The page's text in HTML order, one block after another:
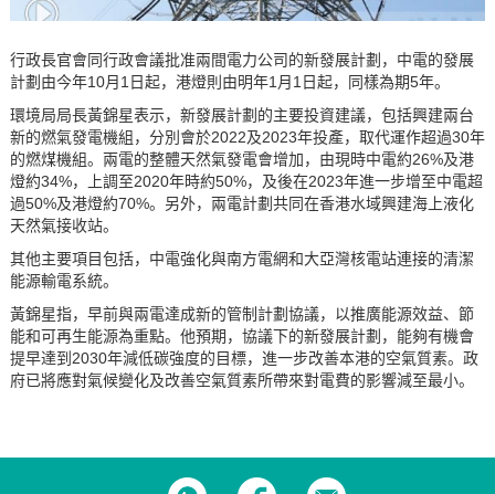
行政長官會同行政會議批准兩間電力公司的新發展計劃，中電的發展
計劃由今年10月1日起，港燈則由明年1月1日起，同樣為期5年。
環境局局長黃錦星表示，新發展計劃的主要投資建議，包括興建兩台
新的燃氣發電機組，分別會於2022及2023年投產，取代運作超過30年
的燃煤機組。兩電的整體天然氣發電會增加，由現時中電約26%及港
燈約34%，上調至2020年時約50%，及後在2023年進一步增至中電超
過50%及港燈約70%。另外，兩電計劃共同在香港水域興建海上液化
天然氣接收站。
其他主要項目包括，中電強化與南方電網和大亞灣核電站連接的清潔
能源輸電系統。
黃錦星指，早前與兩電達成新的管制計劃協議，以推廣能源效益、節
能和可再生能源為重點。他預期，協議下的新發展計劃，能夠有機會
提早達到2030年減低碳強度的目標，進一步改善本港的空氣質素。政
府已將應對氣候變化及改善空氣質素所帶來對電費的影響減至最小。